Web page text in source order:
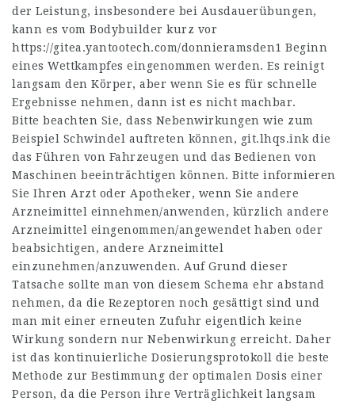
der Leistung, insbesondere bei Ausdauerübungen,
kann es vom Bodybuilder kurz vor
https://gitea.yantootech.com/donnieramsden1 Beginn
eines Wettkampfes eingenommen werden. Es reinigt
langsam den Körper, aber wenn Sie es für schnelle
Ergebnisse nehmen, dann ist es nicht machbar.
Bitte beachten Sie, dass Nebenwirkungen wie zum
Beispiel Schwindel auftreten können, git.lhqs.ink die
das Führen von Fahrzeugen und das Bedienen von
Maschinen beeinträchtigen können. Bitte informieren
Sie Ihren Arzt oder Apotheker, wenn Sie andere
Arzneimittel einnehmen/anwenden, kürzlich andere
Arzneimittel eingenommen/angewendet haben oder
beabsichtigen, andere Arzneimittel
einzunehmen/anzuwenden. Auf Grund dieser
Tatsache sollte man von diesem Schema ehr abstand
nehmen, da die Rezeptoren noch gesättigt sind und
man mit einer erneuten Zufuhr eigentlich keine
Wirkung sondern nur Nebenwirkung erreicht. Daher
ist das kontinuierliche Dosierungsprotokoll die beste
Methode zur Bestimmung der optimalen Dosis einer
Person, da die Person ihre Verträglichkeit langsam